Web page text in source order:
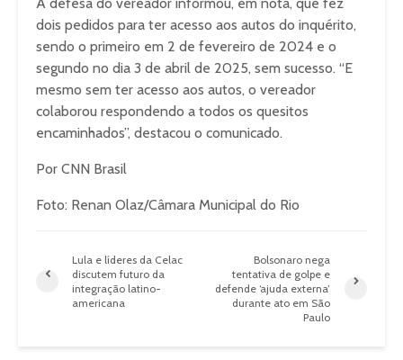
dois pedidos para ter acesso aos autos do inquérito,
sendo o primeiro em 2 de fevereiro de 2024 e o
segundo no dia 3 de abril de 2025, sem sucesso. “E
mesmo sem ter acesso aos autos, o vereador
colaborou respondendo a todos os quesitos
encaminhados”, destacou o comunicado.
Por CNN Brasil
Foto: Renan Olaz/Câmara Municipal do Rio
Lula e líderes da Celac
discutem futuro da
integração latino-
americana
Bolsonaro nega
tentativa de golpe e
defende ‘ajuda externa’
durante ato em São
Paulo